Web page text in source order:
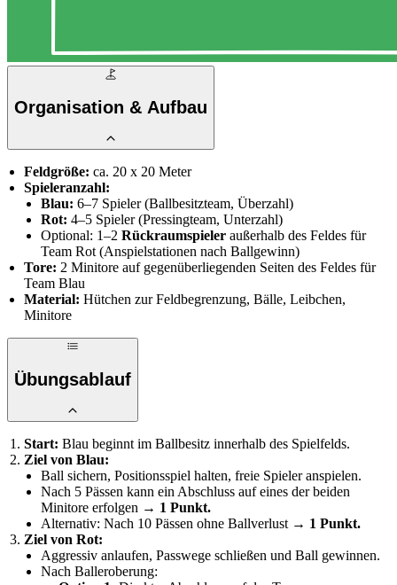
Organisation & Aufbau
Feldgröße: ca. 20 x 20 Meter
Spieleranzahl:
Blau: 6–7 Spieler (Ballbesitzteam, Überzahl)
Rot: 4–5 Spieler (Pressingteam, Unterzahl)
Optional: 1–2Rückraumspieler außerhalb des Feldes für
Team Rot (Anspielstationen nach Ballgewinn)
Tore: 2 Minitore auf gegenüberliegenden Seiten des Feldes für
Team Blau
Material: Hütchen zur Feldbegrenzung, Bälle, Leibchen,
Minitore
Übungsablauf
Start: Blau beginnt im Ballbesitz innerhalb des Spielfelds.
Ziel von Blau:
Ball sichern, Positionsspiel halten, freie Spieler anspielen.
Nach 5 Pässen kann ein Abschluss auf eines der beiden
Minitore erfolgen → 1 Punkt.
Alternativ: Nach 10 Pässen ohne Ballverlust → 1 Punkt.
Ziel von Rot:
Aggressiv anlaufen, Passwege schließen und Ball gewinnen.
Nach Balleroberung: